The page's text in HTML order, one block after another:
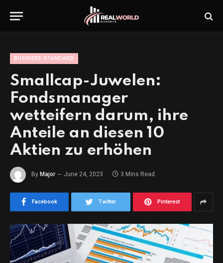
BUSINESS-STANDARD
Smallcap-Juwelen:
Fondsmanager
wetteifern darum, ihre
Anteile an diesen 10
Aktien zu erhöhen
By Major June 24, 2023 3 Mins Read
Facebook Twitter Pinterest